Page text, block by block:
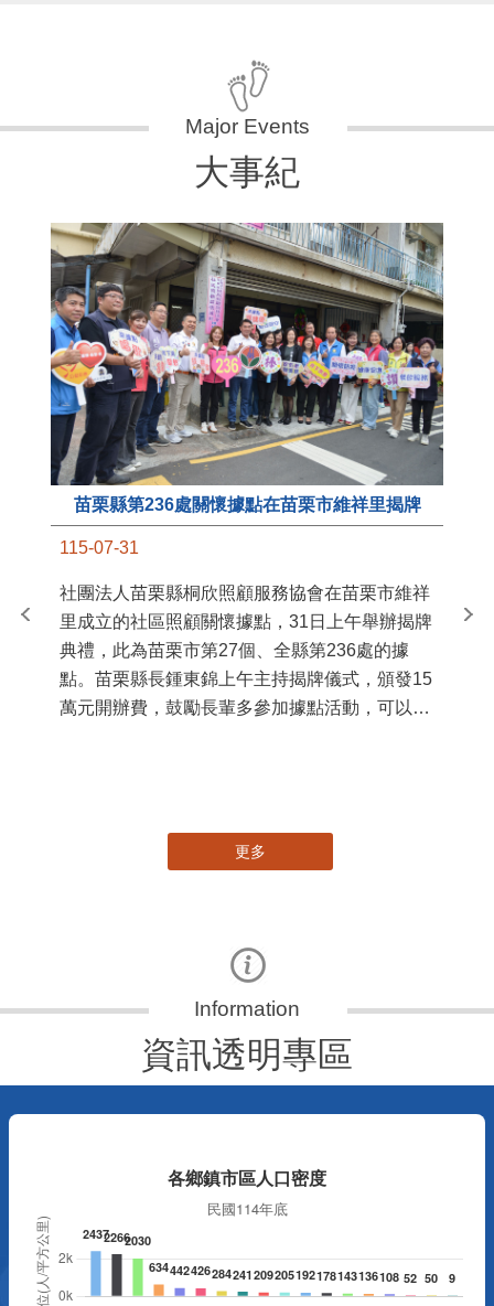
大事紀
苗栗縣第236處關懷據點在苗栗市維祥里揭牌
115-07-31
社團法人苗栗縣桐欣照顧服務協會在苗栗市維祥
里成立的社區照顧關懷據點，31日上午舉辦揭牌
典禮，此為苗栗市第27個、全縣第236處的據
點。苗栗縣長鍾東錦上午主持揭牌儀式，頒發15
萬元開辦費，鼓勵長輩多參加據點活動，可以更
苗
更多
資訊透明專區